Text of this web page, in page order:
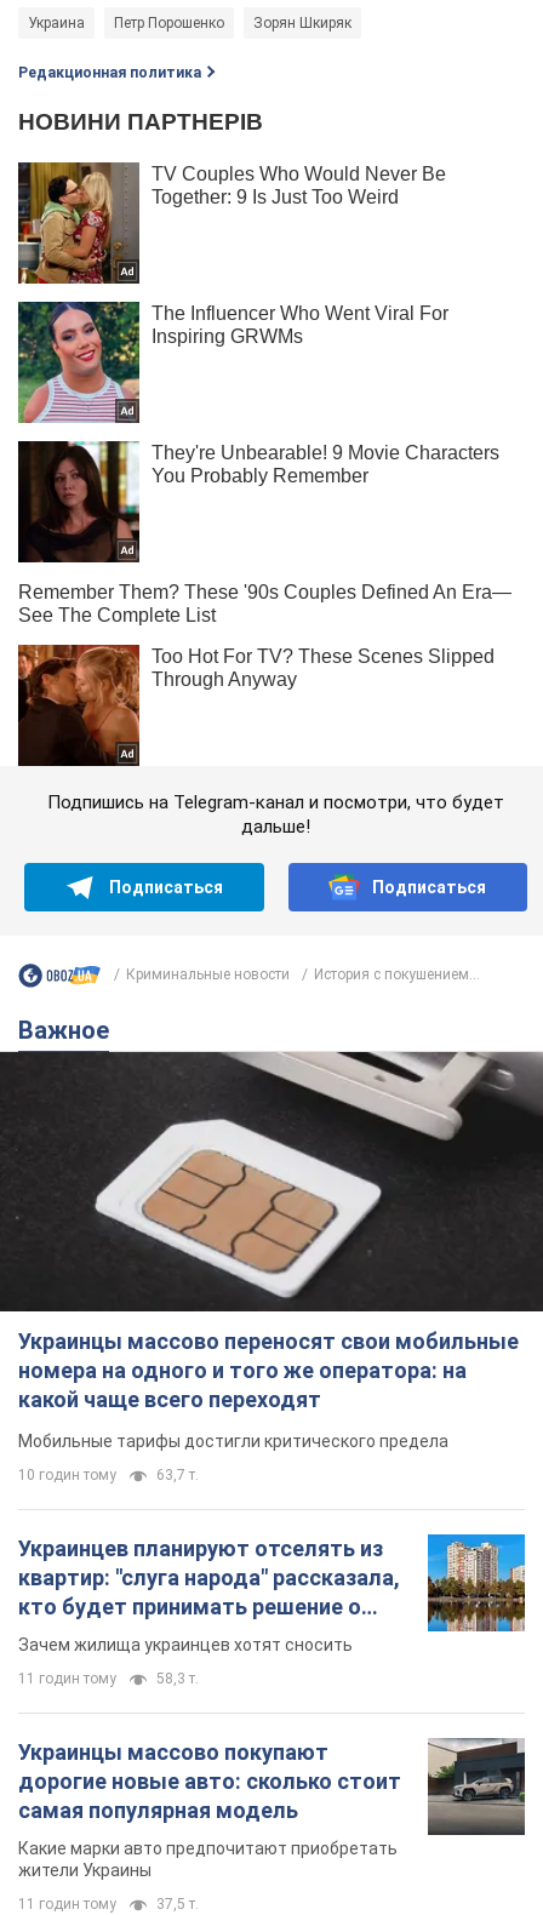
Украина Петр Порошенко Зорян Шкиряк
Редакционная политика
Подпишись на Telegram-канал и посмотри, что будет
дальше!
Подписаться Подписаться
Криминальные новости История с покушением...
Важное
Украинцы массово переносят свои мобильные
номера на одного и того же оператора: на
какой чаще всего переходят
Мобильные тарифы достигли критического предела
10 годин тому 63,7 т.
Украинцев планируют отселять из
квартир: "слуга народа" рассказала,
кто будет принимать решение о
сносе домов
Зачем жилища украинцев хотят сносить
11 годин тому 58,3 т.
Украинцы массово покупают
дорогие новые авто: сколько стоит
самая популярная модель
Какие марки авто предпочитают приобретать
жители Украины
11 годин тому 37,5 т.